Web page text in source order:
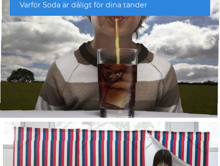
Varför Soda är dåligt för dina tänder